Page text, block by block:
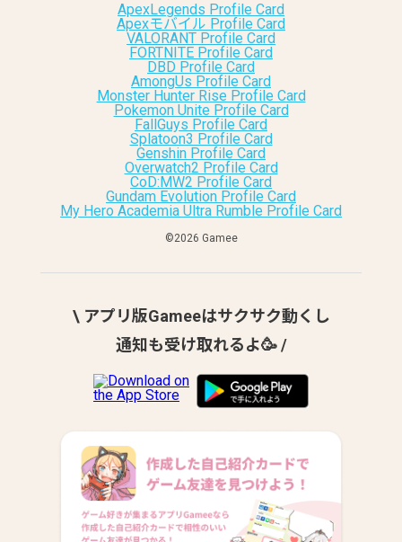
ApexLegends Profile Card
Apexモバイル Profile Card
VALORANT Profile Card
FORTNITE Profile Card
DBD Profile Card
AmongUs Profile Card
Monster Hunter Rise Profile Card
Pokemon Unite Profile Card
FallGuys Profile Card
Splatoon3 Profile Card
Genshin Profile Card
Overwatch2 Profile Card
CoD:MW2 Profile Card
Gundam Evolution Profile Card
My Hero Academia Ultra Rumble Profile Card
©︎2026 Gamee
\ アプリ版Gameeはサクサク動くし
通知も受け取れるよ🥳 /